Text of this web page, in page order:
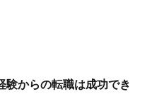
験からの転職は成功でき